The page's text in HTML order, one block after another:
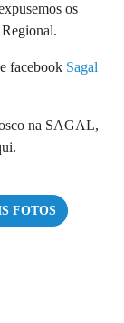
os
facebook Sagal
na SAGAL,
FOTOS